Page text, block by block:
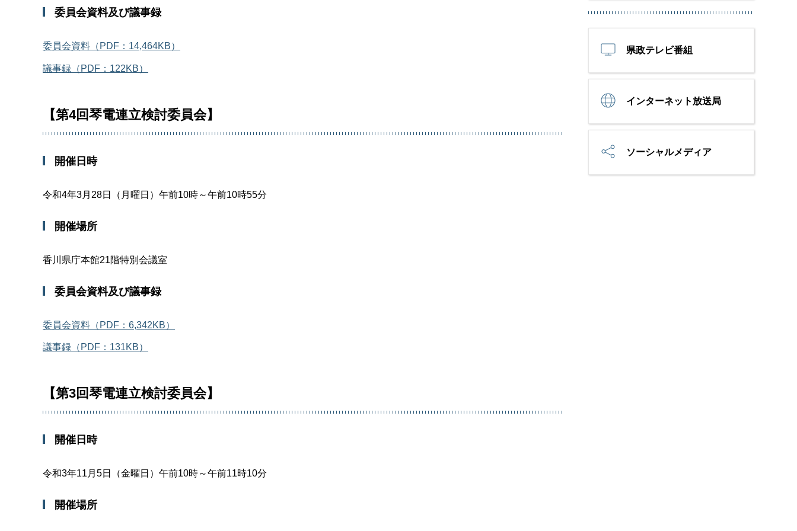
委員会資料及び議事録
委員会資料（PDF：14,464KB）
議事録（PDF：122KB）
【第4回琴電連立検討委員会】
開催日時
令和4年3月28日（月曜日）午前10時～午前10時55分
開催場所
香川県庁本館21階特別会議室
委員会資料及び議事録
委員会資料（PDF：6,342KB）
議事録（PDF：131KB）
【第3回琴電連立検討委員会】
開催日時
令和3年11月5日（金曜日）午前10時～午前11時10分
開催場所
県政テレビ番組
インターネット放送局
ソーシャルメディア